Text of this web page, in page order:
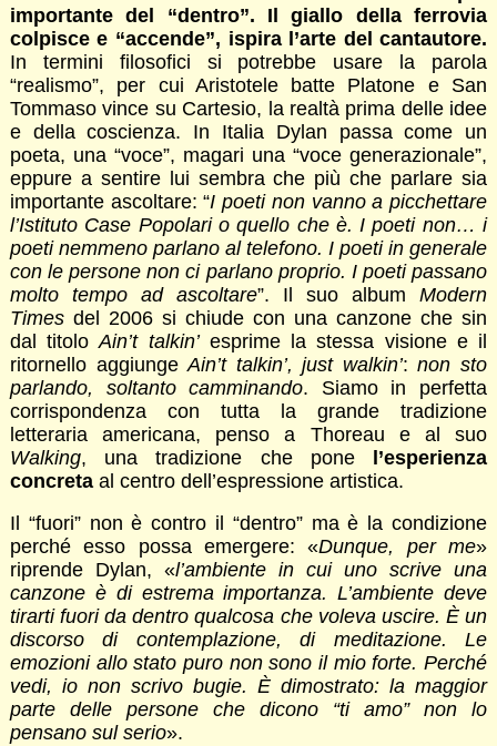
importante del “dentro”. Il giallo della ferrovia
colpisce e “accende”, ispira l’arte del cantautore.
In termini filosofici si potrebbe usare la parola
“realismo”, per cui Aristotele batte Platone e San
Tommaso vince su Cartesio, la realtà prima delle idee
e della coscienza. In Italia Dylan passa come un
poeta, una “voce”, magari una “voce generazionale”,
eppure a sentire lui sembra che più che parlare sia
importante ascoltare: “I poeti non vanno a picchettare
l’Istituto Case Popolari o quello che è. I poeti non… i
poeti nemmeno parlano al telefono. I poeti in generale
con le persone non ci parlano proprio. I poeti passano
molto tempo ad ascoltare”. Il suo albumModern
Times del 2006 si chiude con una canzone che sin
dal titoloAin’t talkin’esprime la stessa visione e il
ritornello aggiungeAin’t talkin’, just walkin’:non sto
parlando, soltanto camminando. Siamo in perfetta
corrispondenza con tutta la grande tradizione
letteraria americana, penso a Thoreau e al suo
Walking, una tradizione che ponel’esperienza
concretaal centro dell’espressione artistica.
Il “fuori” non è contro il “dentro” ma è la condizione
perché esso possa emergere: «Dunque, per me»
riprende Dylan, «l’ambiente in cui uno scrive una
canzone è di estrema importanza. L’ambiente deve
tirarti fuori da dentro qualcosa che voleva uscire. È un
discorso di contemplazione, di meditazione. Le
emozioni allo stato puro non sono il mio forte. Perché
vedi, io non scrivo bugie. È dimostrato: la maggior
parte delle persone che dicono “ti amo” non lo
pensano sul serio».